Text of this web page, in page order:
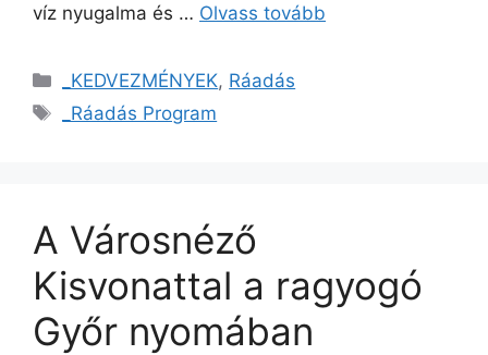
víz nyugalma és … Olvass tovább
_KEDVEZMÉNYEK, Ráadás
_Ráadás Program
A Városnéző
Kisvonattal a ragyogó
Győr nyomában